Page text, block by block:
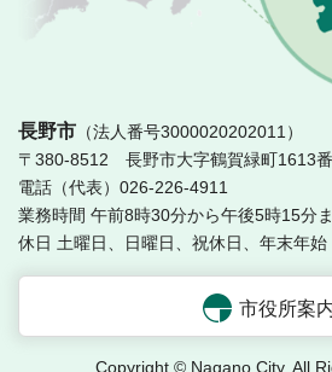
長野市 （法人番号3000020202011）
〒380-8512 長野市大字鶴賀緑町1613
電話（代表）026-226-4911
業務時間 午前8時30分から午後5時15分
休日 土曜日、日曜日、祝休日、年末年始
市役所案
Copyright © Nagano City. All